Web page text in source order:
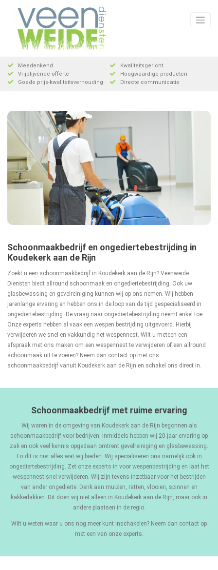
inhoud
Meedenkend
Kwaliteitsgericht
Vrijblijvende offerte
Hoogwaardige producten
Goede prijs-kwaliteitsverhouding
Directe communicatie
Schoonmaakbedrijf en ongediertebestrijding in
Koudekerk aan de Rijn
Zoekt u een schoonmaakbedrijf in Koudekerk aan de Rijn? Veenweide
Diensten biedt allround schoonmaak en ongediertebestrijding. Ook uw
glasbewassing en gevelreiniging kunnen wij op ons nemen. Wij hebben
jarenlange ervaring en hebben ons in de loop van de tijd gespecialiseerd in
ongediertebestrijding. De vraag naar ongediertebestrijding neemt enkel toe.
Onze experts hebben al vaak een wespen bestrijding uitgevoerd. Hierbij
verwijderen we snel en vakkundig het wespennest. Wilt u meteen een
afspraak met ons maken om een wespennest te verwijderen of een allround
schoonmaak uit te voeren? Neem dan contact op met ons
schoonmaakbedrijf vanuit Koudekerk aan de Rijn en schakel ons direct in.
Schoonmaakbedrijf met ruime ervaring
Wij waren in de omgeving van Koudekerk aan de Rijn begonnen als
schoonmaakbedrijf voor bedrijven. Inmiddels hebben wij 20 jaar ervaring op
zak en ook veel kennis opgedaan omtrent gevelreiniging en glasbewassing.
En dit is niet alles wat wij bieden. Wij specialiseren ons namelijk ook in
ongediertebestrijding. Zet onze experts in voor wespenbestrijding en laat het
wespennest snel verwijderen. Wij zijn tevens inzetbaar voor het bestrijden
van ander ongedierte. Denk aan muizen, ratten, vlooien, spinnen en
kakkerlakken. Dit doen wij niet alleen in Koudekerk aan de Rijn, maar ook in
andere plaatsen in de regio.
Wilt u weten waar u ons nog meer kunt inschakelen? Neem dan contact op
met een van onze experts.